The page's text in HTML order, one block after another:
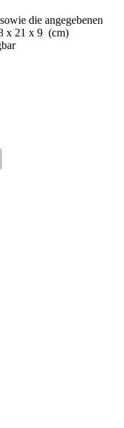
die angegebenen
x 21 x 9 (cm)